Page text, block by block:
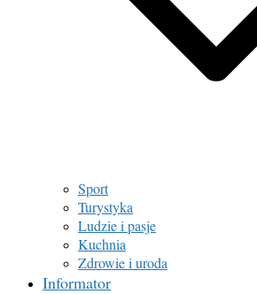
Sport
Turystyka
Ludzie i pasje
Kuchnia
Zdrowie i uroda
Informator